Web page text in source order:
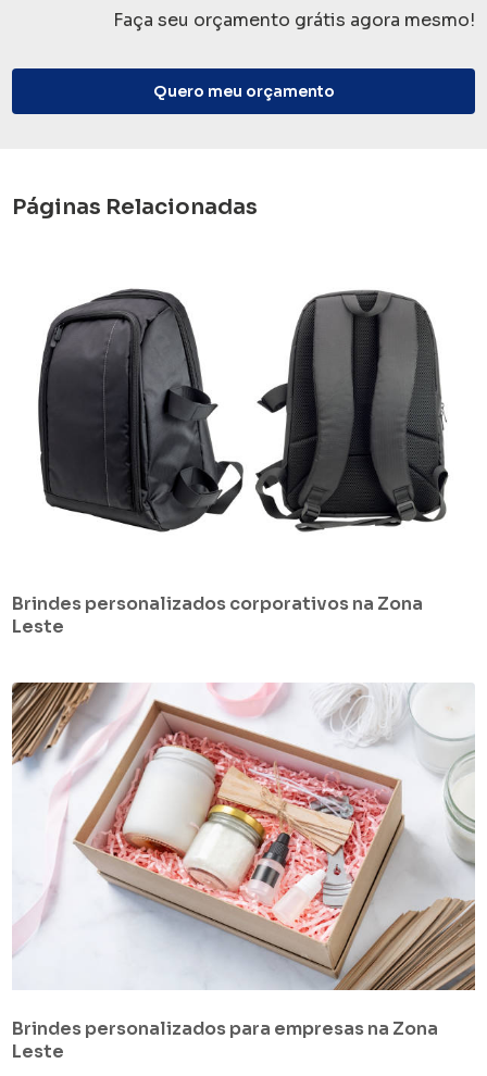
Faça seu orçamento grátis agora mesmo!
Quero meu orçamento
Páginas Relacionadas
Brindes personalizados corporativos na Zona
Leste
Brindes personalizados para empresas na Zona
Leste